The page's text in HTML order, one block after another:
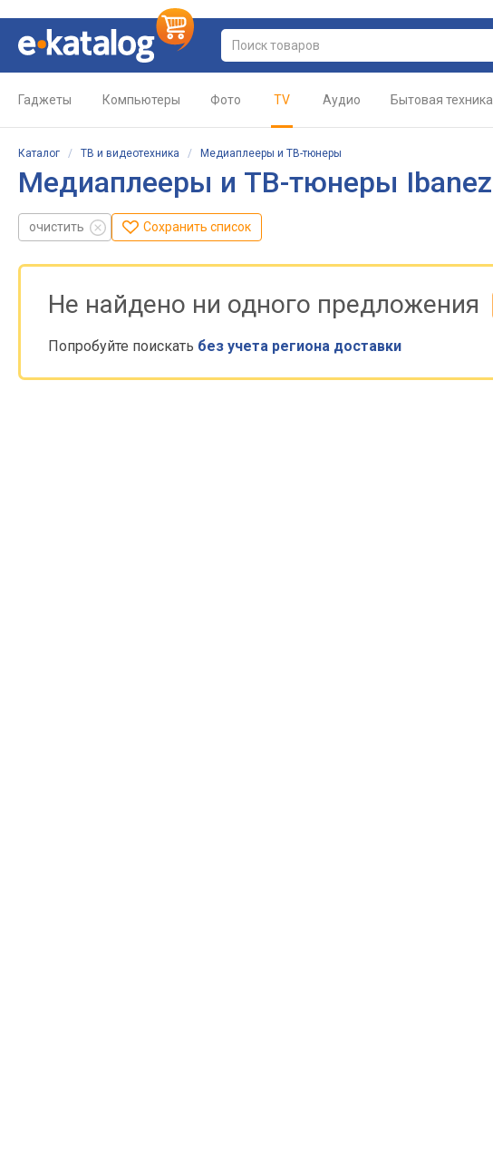
Гаджеты Компьютеры Фото TV Аудио Бытовая техника
Каталог / ТВ и видеотехника / Медиаплееры и ТВ-тюнеры
Медиаплееры и ТВ-тюнеры Ibanez
очистить Сохранить список
Не найдено ни одного предложения
Попробуйте поискать без учета региона доставки